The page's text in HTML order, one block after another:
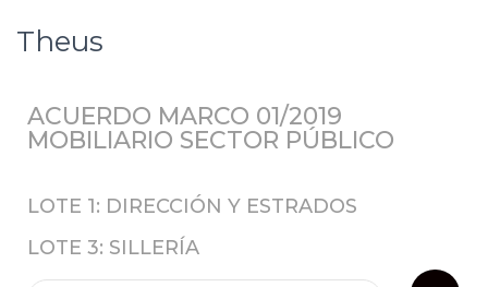
Theus
ACUERDO MARCO 01/2019
MOBILIARIO SECTOR PÚBLICO
LOTE 1: DIRECCIÓN Y ESTRADOS
LOTE 3: SILLERÍA